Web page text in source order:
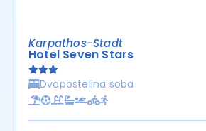
Karpathos-Stadt
Hotel Seven Stars
Dvoposteljna soba